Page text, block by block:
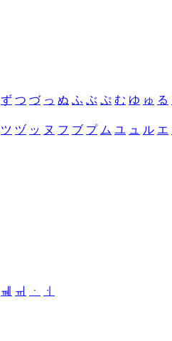
ず つ づ っ ぬ ふ ぶ ぷ む ゆ ゅ る
ツ ヅ ッ ヌ フ ブ プ ム ユ ュ ル エ
ㆋ ㆌ ㆍ
ㆎ